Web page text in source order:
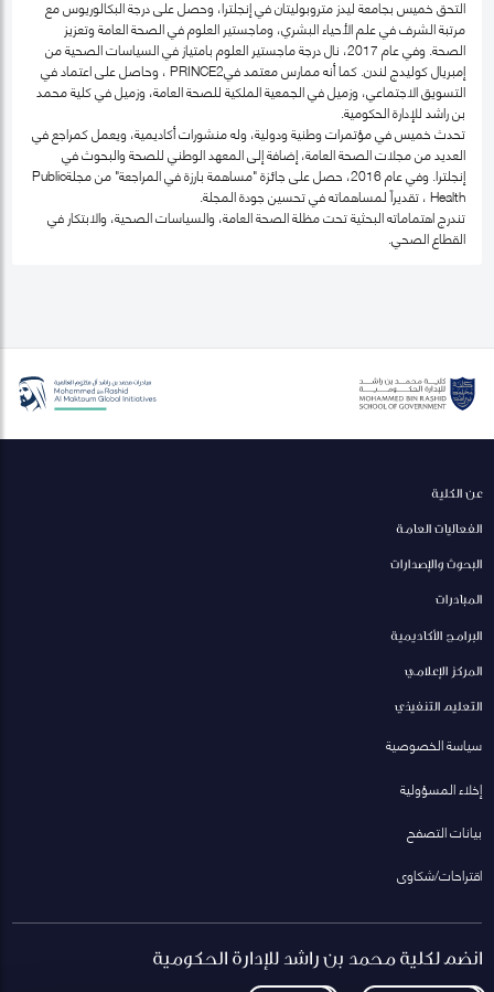
التحق خميس بجامعة ليدز متروبوليتان في إنجلترا، وحصل على درجة البكالوريوس مع
مرتبة الشرف في علم الأحياء البشري، وماجستير العلوم في الصحة العامة وتعزيز
الصحة. وفي عام 2017، نال درجة ماجستير العلوم بامتياز في السياسات الصحية من
إمبريال كوليدج لندن. كما أنه ممارس معتمد فيPRINCE2 ، وحاصل على اعتماد في
التسويق الاجتماعي، وزميل في الجمعية الملكية للصحة العامة، وزميل في كلية محمد
بن راشد للإدارة الحكومية.
تحدث خميس في مؤتمرات وطنية ودولية، وله منشورات أكاديمية، ويعمل كمراجع في
العديد من مجلات الصحة العامة، إضافة إلى المعهد الوطني للصحة والبحوث في
إنجلترا. وفي عام 2016، حصل على جائزة "مساهمة بارزة في المراجعة" من مجلةPublic
Health ، تقديراً لمساهماته في تحسين جودة المجلة.
تندرج اهتماماته البحثية تحت مظلة الصحة العامة، والسياسات الصحية، والابتكار في
القطاع الصحي.
عن الكلية
الفعاليات العامة
البحوث والإصدارات
المبادرات
البرامج الأكاديمية
المركز الإعلامي
التعليم التنفيذي
سياسة الخصوصية
إخلاء المسؤولية
بيانات التصفح
اقتراحات/شكاوى
انضم لكلية محمد بن راشد للإدارة الحكومية